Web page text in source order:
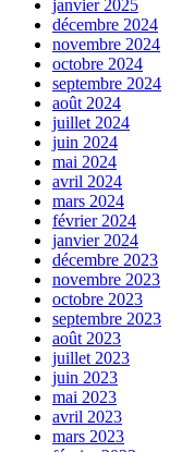
janvier 2025
décembre 2024
novembre 2024
octobre 2024
septembre 2024
août 2024
juillet 2024
juin 2024
mai 2024
avril 2024
mars 2024
février 2024
janvier 2024
décembre 2023
novembre 2023
octobre 2023
septembre 2023
août 2023
juillet 2023
juin 2023
mai 2023
avril 2023
mars 2023